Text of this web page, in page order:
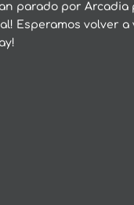
parado por
Esperamos volver